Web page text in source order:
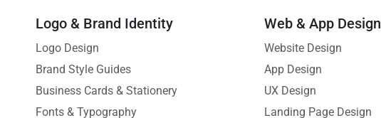
Logo & Brand Identity
Logo Design
Brand Style Guides
Business Cards & Stationery
Fonts & Typography
Web & App Design
Website Design
App Design
UX Design
Landing Page Design